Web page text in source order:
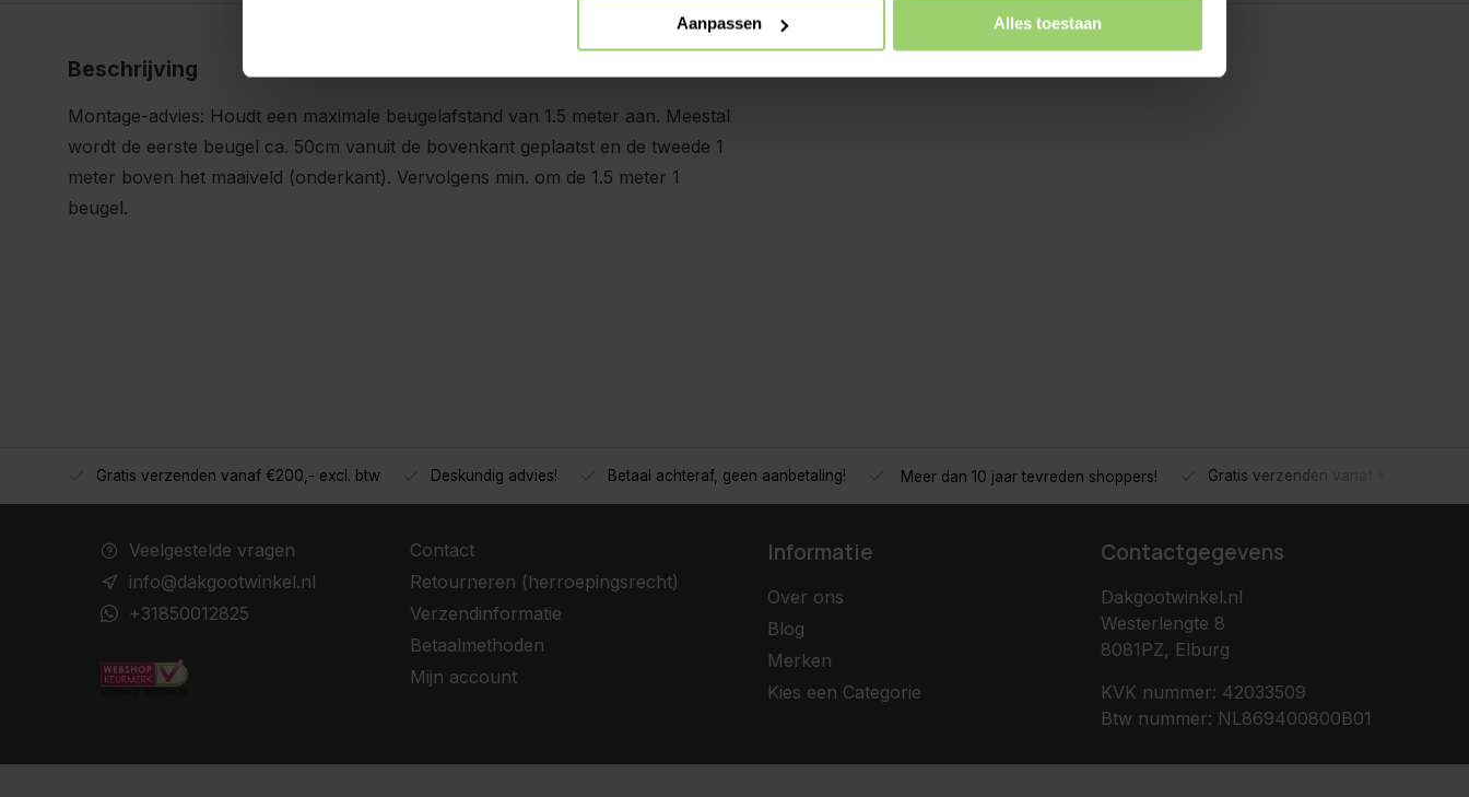
Aanpassen Alles toestaan
Beschrijving
Montage-advies: Houdt een maximale beugelafstand van 1.5 meter aan. Meestal
wordt de eerste beugel ca. 50cm vanuit de bovenkant geplaatst en de tweede 1
meter boven het maaiveld (onderkant). Vervolgens min. om de 1.5 meter 1
beugel.
Gratis verzenden vanaf €200,- excl. btw Deskundig advies! Betaal achteraf, geen aanbetaling! Meer dan 10 jaar tevreden shoppers! Gratis verzenden vanaf €200,- excl.
Veelgestelde vragen
info@dakgootwinkel.nl
+31850012825
Contact
Retourneren (herroepingsrecht)
Verzendinformatie
Betaalmethoden
Mijn account
Informatie
Over ons
Blog
Merken
Kies een Categorie
Contactgegevens
Dakgootwinkel.nl
Westerlengte 8
8081PZ, Elburg
KVK nummer: 42033509
Btw nummer: NL869400800B01